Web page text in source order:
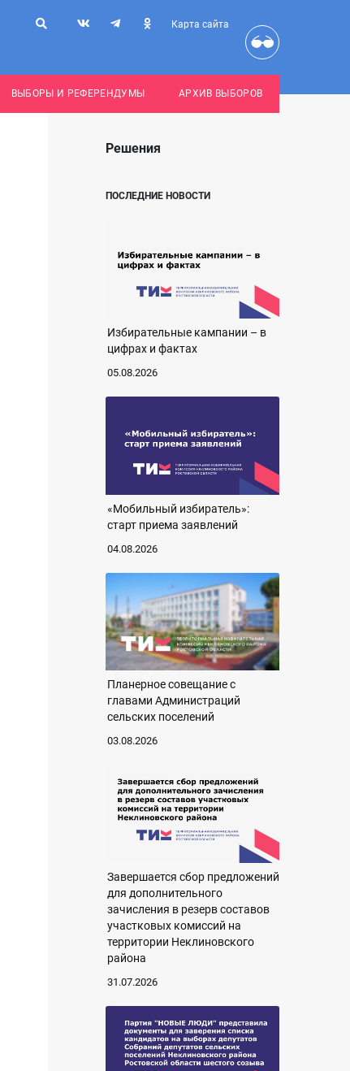
Карта сайта
ВЫБОРЫ И РЕФЕРЕНДУМЫ АРХИВ ВЫБОРОВ
Решения
ПОСЛЕДНИЕ НОВОСТИ
Избирательные кампании – в
цифрах и фактах
05.08.2026
«Мобильный избиратель»:
старт приема заявлений
04.08.2026
Планерное совещание с
главами Администраций
сельских поселений
03.08.2026
Завершается сбор предложений
для дополнительного
зачисления в резерв составов
участковых комиссий на
территории Неклиновского
района
31.07.2026